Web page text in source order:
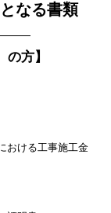
なる書類
の方】
おける工事施工金